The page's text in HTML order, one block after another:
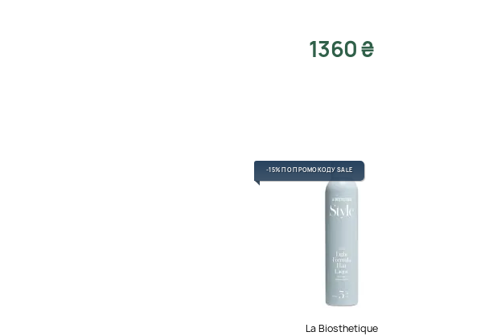
1360 ₴
-15% ПО ПРОМОКОДУ SALE
La Biosthetique